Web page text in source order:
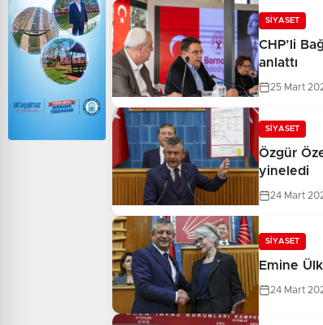
SİYASET
CHP’li
anlattı
25 Mart
SİYASET
Özgür
yineledi
24 Mart
SİYASET
Emine
24 Mart